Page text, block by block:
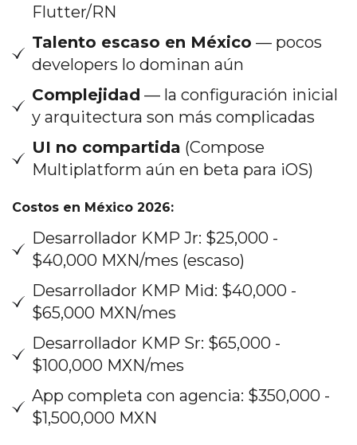
Flutter/RN
Talento escaso en México — pocos
developers lo dominan aún
Complejidad — la configuración inicial
y arquitectura son más complicadas
UI no compartida (Compose
Multiplatform aún en beta para iOS)
Costos en México 2026:
Desarrollador KMP Jr: $25,000 -
$40,000 MXN/mes (escaso)
Desarrollador KMP Mid: $40,000 -
$65,000 MXN/mes
Desarrollador KMP Sr: $65,000 -
$100,000 MXN/mes
App completa con agencia: $350,000 -
$1,500,000 MXN